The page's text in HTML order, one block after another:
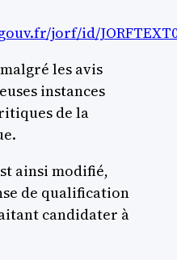
jorf/id/
les avis
instances
de la
ainsi modifié,
de qualification
candidater à